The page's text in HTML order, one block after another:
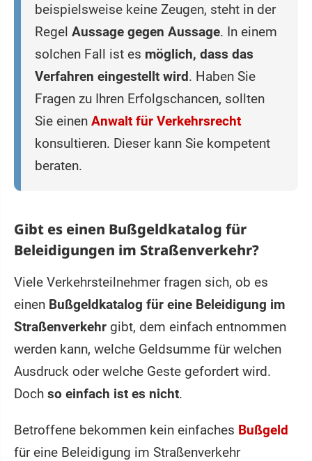
beispielsweise keine Zeugen, steht in der
Regel Aussage gegen Aussage. In einem
solchen Fall ist es möglich, dass das
Verfahren eingestellt wird. Haben Sie
Fragen zu Ihren Erfolgschancen, sollten
Sie einen Anwalt für Verkehrsrecht
konsultieren. Dieser kann Sie kompetent
beraten.
Gibt es einen Bußgeldkatalog für
Beleidigungen im Straßenverkehr?
Viele Verkehrsteilnehmer fragen sich, ob es
einen Bußgeldkatalog für eine Beleidigung im
Straßenverkehr gibt, dem einfach entnommen
werden kann, welche Geldsumme für welchen
Ausdruck oder welche Geste gefordert wird.
Doch so einfach ist es nicht.
Betroffene bekommen kein einfaches Bußgeld
für eine Beleidigung im Straßenverkehr